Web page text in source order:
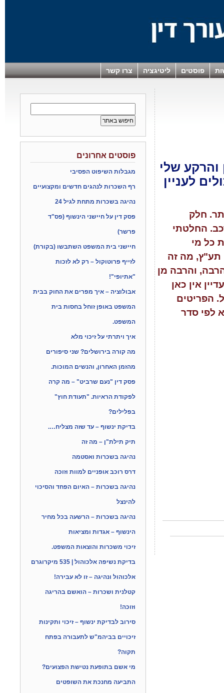
פוסטים ליטיגציה צרו קשר
והרקע שלי
לעניין
חלק
החלטתי
כל מי
תע"ץ, מה זה
והרבה מן
אין כאן
הפריטים
לפי סדר
פוסטים אחרונים
מגבלות השיפוט הפסיבי
רף השכרות לנהגים חדשים ומקצועיים
נהיגה בשכרות מתחת לגיל 24
פסק דין על חיישני הינשוף (פס"ד
פרשר)
חיישני בית המשפט השתבשו (בקורת)
לזייף פרוטוקול – רק לא לזכות
"אתיופי"!
אבולוציה – איך מפרים את החוק בבית
המשפט באופן זוחל בחסות בית
המשפט.
איך ויתרתי על זיכוי מלא
מה קורה בירושלים? שני סיפורים
מהזמן האחרון, והנשים המוכות.
פסק דין "נעם שרביט" – מה קרה
לפקודת הראיות. "תעודת חוץ"
בפלילים?
בדיקת ינשוף – עד שזה מצליח….
תיק תילת"ן – מה זה
נהיגה בשכרות ואסטמה
דרס רוכב אופניים למוות וזוכה
נהיגה בשכרות – האיום הפחד והסיכוי
להינצל
נהיגה בשכרות – הרשעה בכל מחיר
הינשוף – אגדות ומציאות
זיכוי משכרות והוצאות המשפט.
בדיקת נשיפה אלכוהול | 535 מיקרוגרם
אלכוהול ונהיגה – זו לא עבירה!
קטלנית ושכרות – הואשם בהריגה
וזוכה!
סירוב לבדיקת ינשוף – זיכוי ותקינות
זיכויים בביהמ"ש לתעבורה בפתח
תקוה?
מי אשם בתופעת נטישת הפצועים?
התביעה מחנכת את השופטים